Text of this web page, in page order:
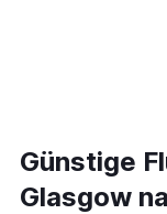
Günstige
Glasgow